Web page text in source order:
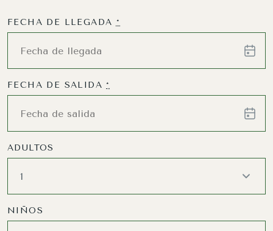
FECHA DE LLEGADA *
FECHA DE SALIDA*
ADULTOS
NIÑOS